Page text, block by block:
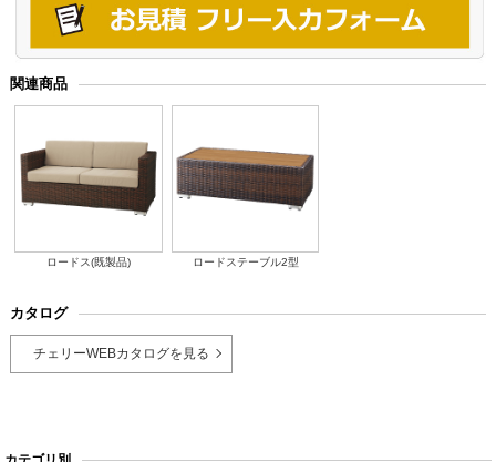
関連商品
ロードス(既製品) ロードステーブル2型
カタログ
チェリーWEBカタログを見る